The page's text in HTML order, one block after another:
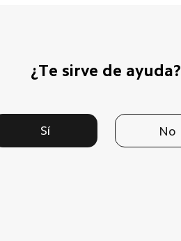
¿Te sirve de ayuda?
Sí No